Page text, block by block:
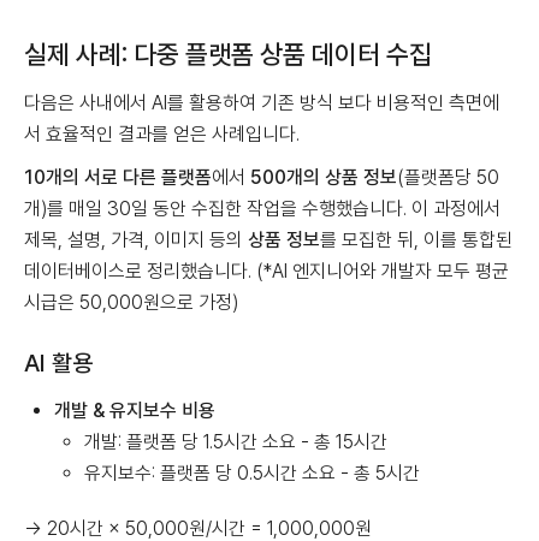
실제 사례: 다중 플랫폼 상품 데이터 수집
다음은 사내에서 AI를 활용하여 기존 방식 보다 비용적인 측면에
서 효율적인 결과를 얻은 사례입니다.
10개의 서로 다른 플랫폼에서 500개의 상품 정보(플랫폼당 50
개)를 매일 30일 동안 수집한 작업을 수행했습니다. 이 과정에서
제목, 설명, 가격, 이미지 등의 상품 정보를 모집한 뒤, 이를 통합된
데이터베이스로 정리했습니다. (*AI 엔지니어와 개발자 모두 평균
시급은 50,000원으로 가정)
AI 활용
개발 & 유지보수 비용
개발: 플랫폼 당 1.5시간 소요 - 총 15시간
유지보수: 플랫폼 당 0.5시간 소요 - 총 5시간
→ 20시간 × 50,000원/시간 = 1,000,000원